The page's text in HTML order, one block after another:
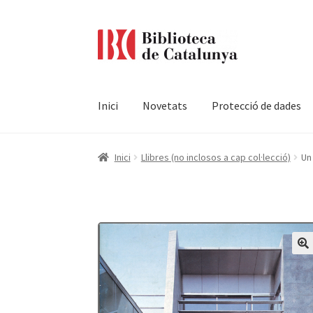
Inici Novetats Protecció de dades
Pàgina d'inici Accessibilitat Cistella El meu
Inici Llibres (no inclosos a cap col·lecció)